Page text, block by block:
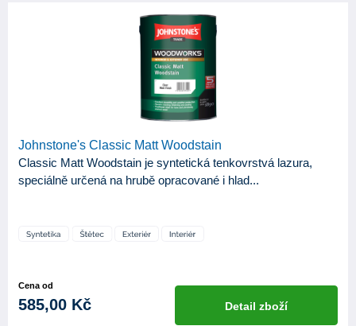
Johnstone's Classic Matt Woodstain
Classic Matt Woodstain je syntetická tenkovrstvá lazura,
speciálně určená na hrubě opracované i hlad...
Cena od
585,00 Kč Detail zboží